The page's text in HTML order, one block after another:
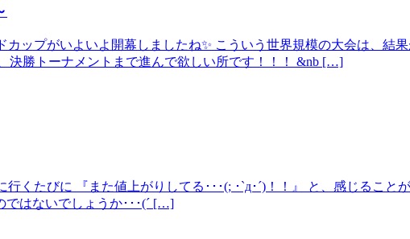
ップがいよいよ開幕しましたね✨ こういう世界規模の大会は、結
決勝トーナメントまで進んで欲しい所です！！！ &nb […]
くたびに 『また値上がりしてる･･･(; ･`д･´)！！』 と、感じるこ
ではないでしょうか･･･(´ […]